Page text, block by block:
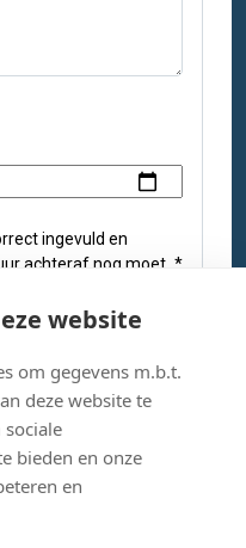
ingevuld en
achteraf nog moet *
onze Acco Shop
en webinars bij
website
om gegevens m.b.t.
deze website te
bieden en onze
en